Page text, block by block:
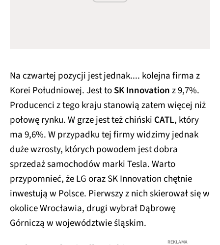
Na czwartej pozycji jest jednak.... kolejna firma z
Korei Południowej. Jest toSK Innovationz 9,7%.
Producenci z tego kraju stanowią zatem więcej niż
połowę rynku. W grze jest też chiński CATL, który
ma 9,6%. W przypadku tej firmy widzimy jednak
duże wzrosty, których powodem jest dobra
sprzedaż samochodów marki Tesla. Warto
przypomnieć, że LG oraz SK Innovation chętnie
inwestują w Polsce. Pierwszy z nich skierował się w
okolice Wrocławia, drugi wybrał Dąbrowę
Górniczą w województwie śląskim.
REKLAMA